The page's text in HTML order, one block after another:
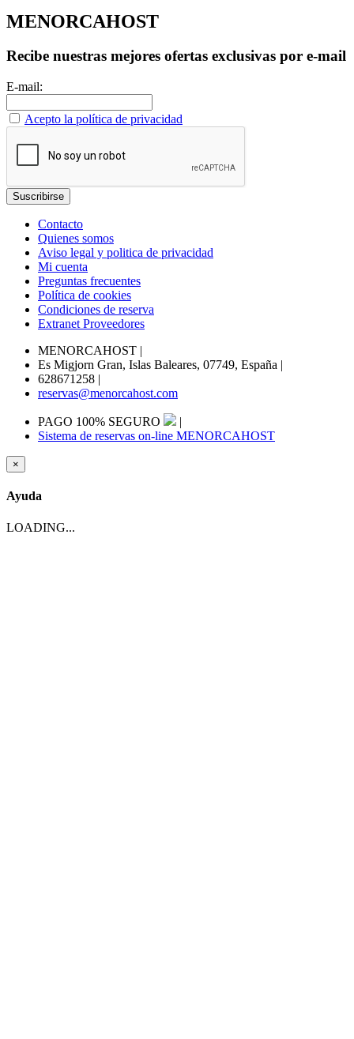
MENORCAHOST
Recibe nuestras mejores ofertas exclusivas por e-mail
E-mail:
Acepto la política de privacidad
Contacto
Quienes somos
Aviso legal y politica de privacidad
Mi cuenta
Preguntas frecuentes
Política de cookies
Condiciones de reserva
Extranet Proveedores
MENORCAHOST |
Es Migjorn Gran, Islas Baleares, 07749, España |
628671258 |
reservas@menorcahost.com
PAGO 100% SEGURO
|
Sistema de reservas on-line MENORCAHOST
×
Ayuda
LOADING...